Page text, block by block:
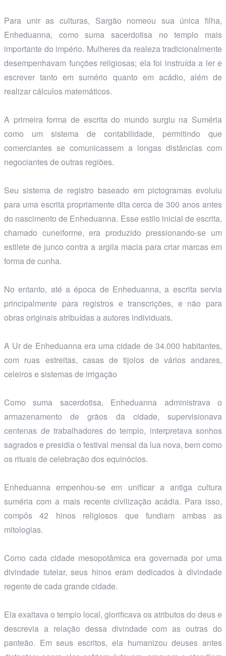
Para unir as culturas, Sargão nomeou sua única filha,
Enheduanna, como suma sacerdotisa no templo mais
importante do império. Mulheres da realeza tradicionalmente
desempenhavam funções religiosas; ela foi instruída a ler e
escrever tanto em sumério quanto em acádio, além de
realizar cálculos matemáticos.
A primeira forma de escrita do mundo surgiu na Suméria
como um sistema de contabilidade, permitindo que
comerciantes se comunicassem a longas distâncias com
negociantes de outras regiões.
Seu sistema de registro baseado em pictogramas evoluiu
para uma escrita propriamente dita cerca de 300 anos antes
do nascimento de Enheduanna. Esse estilo inicial de escrita,
chamado cuneiforme, era produzido pressionando-se um
estilete de junco contra a argila macia para criar marcas em
forma de cunha.
No entanto, até a época de Enheduanna, a escrita servia
principalmente para registros e transcrições, e não para
obras originais atribuídas a autores individuais.
A Ur de Enheduanna era uma cidade de 34.000 habitantes,
com ruas estreitas, casas de tijolos de vários andares,
celeiros e sistemas de irrigação
Como suma sacerdotisa, Enheduanna administrava o
armazenamento de grãos da cidade, supervisionava
centenas de trabalhadores do templo, interpretava sonhos
sagrados e presidia o festival mensal da lua nova, bem como
os rituais de celebração dos equinócios.
Enheduanna empenhou-se em unificar a antiga cultura
suméria com a mais recente civilização acádia. Para isso,
compôs 42 hinos religiosos que fundiam ambas as
mitologias.
Como cada cidade mesopotâmica era governada por uma
divindade tutelar, seus hinos eram dedicados à divindade
regente de cada grande cidade.
Ela exaltava o templo local, glorificava os atributos do deus e
descrevia a relação dessa divindade com as outras do
panteão. Em seus escritos, ela humanizou deuses antes